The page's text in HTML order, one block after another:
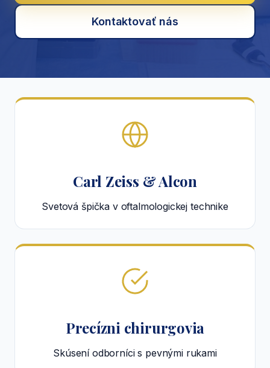
Kontaktovať nás
Carl Zeiss & Alcon
Svetová špička v oftalmologickej technike
Precízni chirurgovia
Skúsení odborníci s pevnými rukami